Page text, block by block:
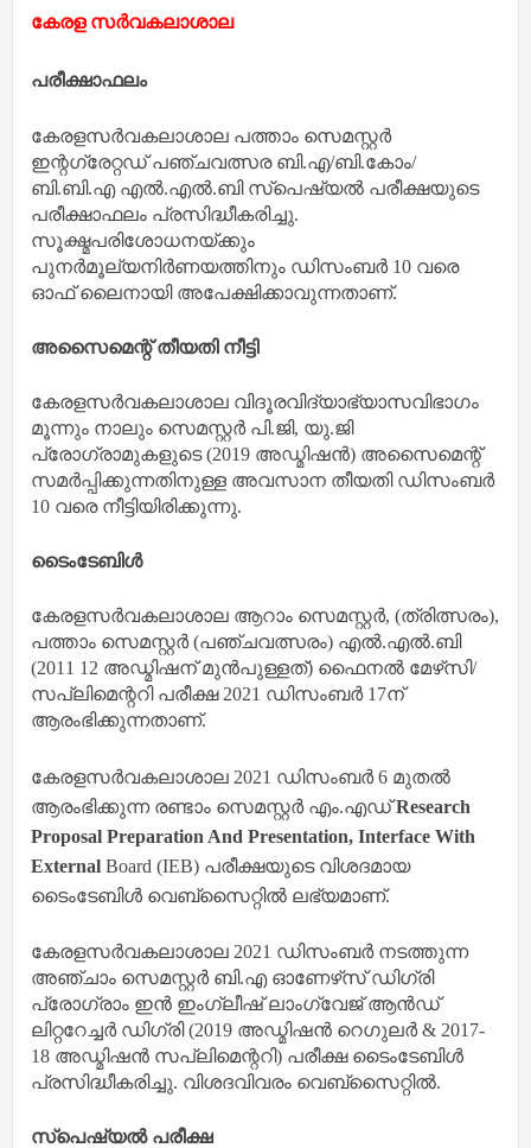
കേരള സര്‍വകലാശാല
പരീക്ഷാഫലം
കേരളസര്‍വകലാശാല പത്താം സെമസ്റ്റര്‍
ഇന്റഗ്രേറ്റഡ് പഞ്ചവത്സര ബി.എ/ബി.കോം/
ബി.ബി.എ എല്‍.എല്‍.ബി സ്‌പെഷ്യല്‍ പരീക്ഷയുടെ
പരീക്ഷാഫലം പ്രസിദ്ധീകരിച്ചു.
സൂക്ഷ്മപരിശോധനയ്ക്കും
പുനര്‍മൂല്യനിര്‍ണയത്തിനും ഡിസംബര്‍ 10 വരെ
ഓഫ് ലൈനായി അപേക്ഷിക്കാവുന്നതാണ്.
അസൈമെന്റ് തീയതി നീട്ടി
കേരളസര്‍വകലാശാല വിദൂരവിദ്യാഭ്യാസവിഭാഗം
മൂന്നും നാലും സെമസ്റ്റര്‍ പി.ജി, യു.ജി
പ്രോഗ്രാമുകളുടെ (2019 അഡ്മിഷന്‍) അസൈമെന്റ്
സമര്‍പ്പിക്കുന്നതിനുള്ള അവസാന തീയതി ഡിസംബര്‍
10 വരെ നീട്ടിയിരിക്കുന്നു.
ടൈംടേബിള്‍
കേരളസര്‍വകലാശാല ആറാം സെമസ്റ്റര്‍, (ത്രിത്സരം),
പത്താം സെമസ്റ്റര്‍ (പഞ്ചവത്സരം) എല്‍.എല്‍.ബി
(2011 12 അഡ്മിഷന് മുന്‍പുള്ളത്) ഫൈനല്‍ മേഴ്‌സി/
സപ്ലിമെന്ററി പരീക്ഷ 2021 ഡിസംബര്‍ 17ന്
ആരംഭിക്കുന്നതാണ്.
കേരളസര്‍വകലാശാല 2021 ഡിസംബര്‍ 6 മുതല്‍
ആരംഭിക്കുന്ന രണ്ടാം സെമസ്റ്റര്‍ എം.എഡ്Research
Proposal Preparation And Presentation, Interface With
External Board (IEB) പരീക്ഷയുടെ വിശദമായ
ടൈംടേബിള്‍ വെബ്‌സൈറ്റില്‍ ലഭ്യമാണ്.
കേരളസര്‍വകലാശാല 2021 ഡിസംബര്‍ നടത്തുന്ന
അഞ്ചാം സെമസ്റ്റര്‍ ബി.എ ഓണേഴ്‌സ് ഡിഗ്രി
പ്രോഗ്രാം ഇന്‍ ഇംഗ്ലീഷ് ലാംഗ്വേജ് ആന്‍ഡ്
ലിറ്ററേച്ചര്‍ ഡിഗ്രി (2019 അഡ്മിഷന്‍ റെഗുലര്‍ & 2017-
18 അഡ്മിഷന്‍ സപ്ലിമെന്ററി) പരീക്ഷ ടൈംടേബിള്‍
പ്രസിദ്ധീകരിച്ചു. വിശദവിവരം വെബ്‌സൈറ്റില്‍.
സ്‌പെഷ്യല്‍ പരീക്ഷ